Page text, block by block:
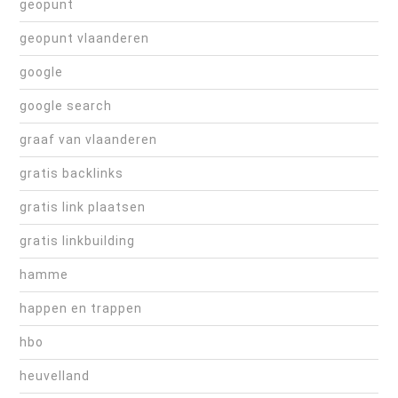
geopunt
geopunt vlaanderen
google
google search
graaf van vlaanderen
gratis backlinks
gratis link plaatsen
gratis linkbuilding
hamme
happen en trappen
hbo
heuvelland